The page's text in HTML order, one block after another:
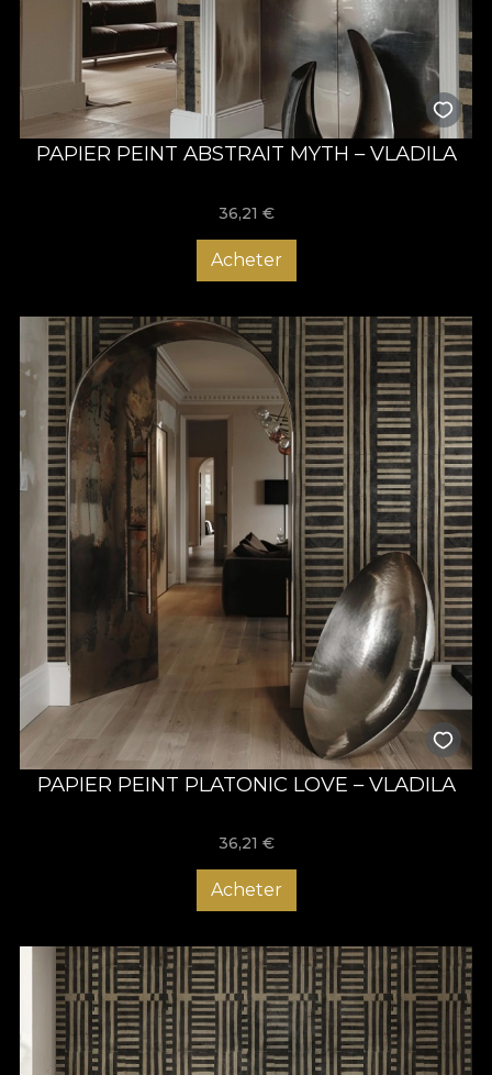
PAPIER PEINT ABSTRAIT MYTH – VLADILA
36,21 €
Acheter
PAPIER PEINT PLATONIC LOVE – VLADILA
36,21 €
Acheter